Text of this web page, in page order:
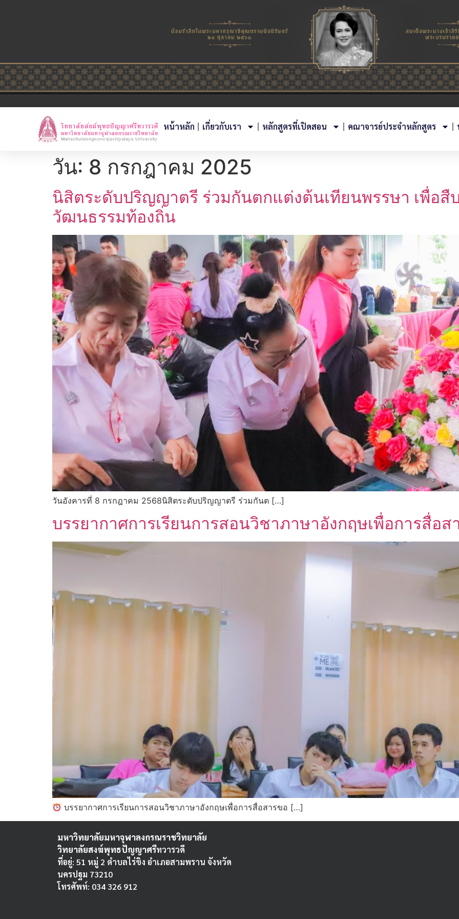
หน้าหลัก เกี่ยวกับเรา หลักสูตรที่เปิดสอน คณาจารย์ประจำหลักสูตร
วัน: 8 กรกฎาคม 2025
นิสิตระดับปริญญาตรี ร่วมกันตกแต่งต้นเทียนพรรษา เพื่อสื
วัฒนธรรมท้องถิ่น
วันอังคารที่ 8 กรกฎาคม 2568นิสิตระดับปริญญาตรี ร่วมกันต […]
บรรยากาศการเรียนการสอนวิชาภาษาอังกฤษเพื่อการสื่อส
บรรยากาศการเรียนการสอนวิชาภาษาอังกฤษเพื่อการสื่อสารขอ […]
มหาวิทยาลัยมหาจุฬาลงกรณราชวิทยาลัย
วิทยาลัยสงฆ์พุทธปัญญาศรีทวารวดี
ที่อยู่: 51 หมู่ 2 ตำบลไร่ขิง อำเภอสามพราน จังหวัด
นครปฐม 73210
โทรศัพท์: 034 326 912